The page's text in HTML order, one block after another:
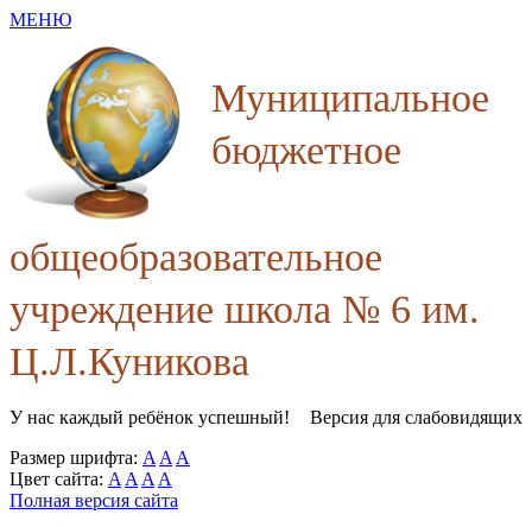
МЕНЮ
Муниципальное
бюджетное
общеобразовательное
учреждение школа № 6 им.
Ц.Л.Куникова
У нас каждый ребёнок успешный!
Версия для слабовидящих
Размер шрифта: A A A
Цвет сайта: A A A A
Полная версия сайта